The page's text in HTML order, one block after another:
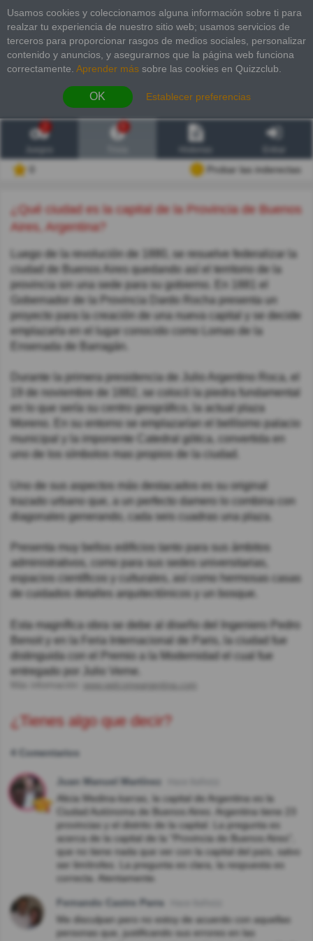
Usamos cookies y coleccionamos alguna información sobre ti para
realzar tu experiencia de nuestro sitio web; usamos servicios de
terceros para proporcionar rasgos de medios sociales, personalizar
contenido y anuncios, y asegurarnos que la página web funciona
correctamente. Aprender más sobre las cookies en Quizzclub.
OK Establecer preferencias
2
Probar las inderectas
¿Qué ciudad es la capital de la Provincia de Buenos
Aires, Argentina?
Luego de la revolución de 1880, se resuelve federalizar la
ciudad de Buenos Aires quedando así el territorio de la
provincia sin una sede para su gobierno. En 1881 el
Gobernador de la Provincia Dardo Rocha presenta un
proyecto para la creación de una nueva capital y se decide
emplazarla en el lugar conocido como Lomas de la
Ensenada de Barragán.
Durante la primera presidencia de Julio Argentino Roca, el
19 de noviembre de 1882, se colocó la piedra fundamental
en lo que sería su centro geográfico, la actual plaza
Moreno. En su entorno se emplazarían el bellísimo palacio
municipal y la imponente Catedral gótica, convertida en
uno de los símbolos mas propios de la ciudad.
Uno de sus aspectos más destacados es su original
trazado urbano que, a un perfecto damero lo combina con
diagonales generando, cada seis cuadras una plaza.
Presenta muy bellos edificios tanto para sus ámbitos
administrativos, como para sus sedes universitarias,
espacios científicos y culturales, así como hermosas casas
de cuidados detalles arquitectónicos y un bosque.
Esta magnífica obra se debe al diseño del Ingeniero Pedro
Benoit y en la Feria Internacional de Paris, la ciudad fue
distinguida con el Premio a la Modernidad el cual fue
entregado por Julio Verne.
www.welcomeargentina.com
¿Tienes algo que decir?
4 Comentarios
Juan Manuel Martínez
Alicia Medina-karras, la capital de Argentina es la
Ciudad Autónoma de Buenos Aires. Argentina tiene 23
provincias y el distrito de la capital. La pregunta es
acerca de la capital de la "Provincia de Buenos Aires",
que no tiene nada que ver con la capital del país, salvo
ser limítrofes. La pregunta es clara, la respuesta es
correcta. Atentamente.
Fernando Castro Parra
Me disculpan pero no estoy de acuerdo con aquellas
personas que, justificando sus errores en las